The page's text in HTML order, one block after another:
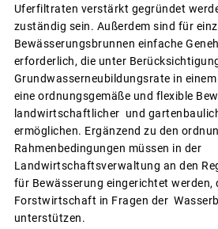
Uferfiltraten verstärkt gegründet
zuständig sein. Außerdem sind für
Bewässerungsbrunnen einfache
erforderlich, die unter
Grundwasserneubildungsrate in
eine ordnungsgemäße und flexible
landwirtschaftlicher und
ermöglichen. Ergänzend zu den
Rahmenbedingungen müssen in der
Landwirtschaftsverwaltung an den
für Bewässerung eingerichtet werden,
Forstwirtschaft in Fragen der
unterstützen.